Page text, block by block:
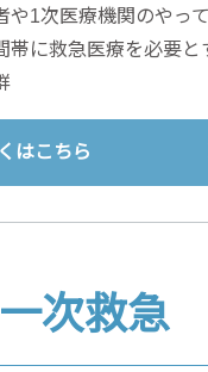
や1次医療機関のやっ
帯に救急医療を必要と
はこちら
一次救急